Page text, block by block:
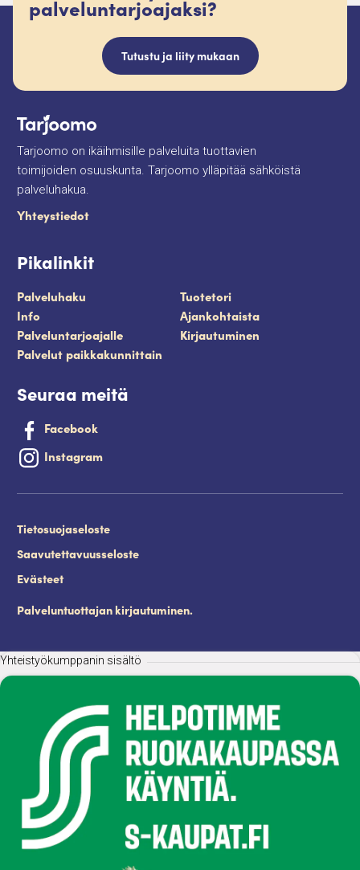
palveluntarjoajaksi?
Tutustu ja liity mukaan
Tarjoomo on ikäihmisille palveluita tuottavien
toimijoiden osuuskunta. Tarjoomo ylläpitää sähköistä
palveluhakua.
Yhteystiedot
Pikalinkit
Palveluhaku
Tuotetori
Info
Ajankohtaista
Palveluntarjoajalle
Kirjautuminen
Palvelut paikkakunnittain
Seuraa meitä
Facebook
Instagram
Tietosuojaseloste
Saavutettavuusseloste
Evästeet
Palveluntuottajan kirjautuminen.
Yhteistyökumppanin sisältö